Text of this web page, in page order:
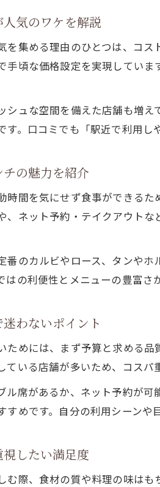
個室利用
個室
焼肉
神田
焼肉
神
コス
焼肉
神田
短時
焼肉
仕事
気のワケを解説
を集める理由のひとつは、コ
手頃な価格設定を実現してい
シュな空間を備えた店舗も増
す。口コミでも「駅近で利用
の魅力を紹介
時間を気にせず食事ができる
、ネット予約・テイクアウト
番のカルビやロース、タンや
はの利便性とメニューの豊富さ
わないポイント
ためには、まず予算と求める
いる店舗が多いため、コスパ
ル席があるか、ネット予約が
すめです。自分の利用シーンや
したい満足度
む際、食材の質や料理の味は